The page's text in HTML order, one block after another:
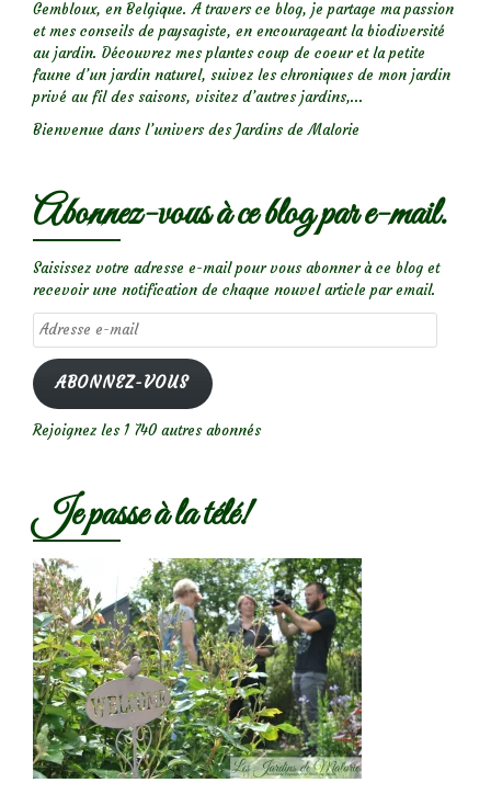
Gembloux, en Belgique. A travers ce blog, je partage ma passion
et mes conseils de paysagiste, en encourageant la biodiversité
au jardin. Découvrez mes plantes coup de coeur et la petite
faune d’un jardin naturel, suivez les chroniques de mon jardin
privé au fil des saisons, visitez d’autres jardins,...
Bienvenue dans l’univers des Jardins de Malorie
Abonnez-vous à ce blog par e-mail.
Saisissez votre adresse e-mail pour vous abonner à ce blog et
recevoir une notification de chaque nouvel article par email.
Adresse
e-
mail
ABONNEZ-VOUS
Rejoignez les 1 740 autres abonnés
Je passe à la télé!